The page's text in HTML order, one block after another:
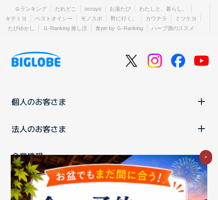
Ｇランキング だれどこ ocruyo お湯たび
わたしと、暮らし。
キテミヨ
ベストオイシー モノスポ 野に行く。 カウナラ
ミツケヨ
たびゆかし
Ｇ-Ranking 推し活 食pin by Ｇ-Ranking ハーブ酒のススメ
個人のお客さま
法人のお客さま
企業情報
ご利用中の方
×